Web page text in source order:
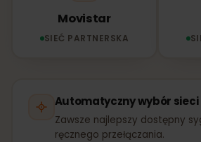
Movistar
SIEĆ PARTNERSKA
Automatyczny wybór sieci
Zawsze najlepszy dostępny
ręcznego przełączania.